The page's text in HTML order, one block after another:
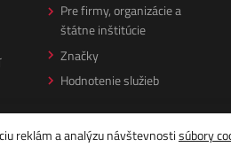
Pre firmy, organizácie a
štátne inštitúcie
Značky
Hodnotenie služieb
reklám a analýzu návštevnostisúbory